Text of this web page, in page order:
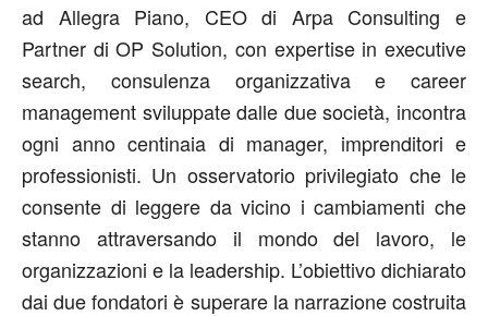
ad Allegra Piano, CEO di Arpa Consulting e
Partner di OP Solution, con expertise in executive
search, consulenza organizzativa e career
management sviluppate dalle due società, incontra
ogni anno centinaia di manager, imprenditori e
professionisti. Un osservatorio privilegiato che le
consente di leggere da vicino i cambiamenti che
stanno attraversando il mondo del lavoro, le
organizzazioni e la leadership. L’obiettivo dichiarato
dai due fondatori è superare la narrazione costruita